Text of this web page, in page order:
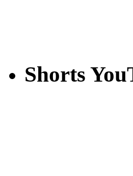
Shorts